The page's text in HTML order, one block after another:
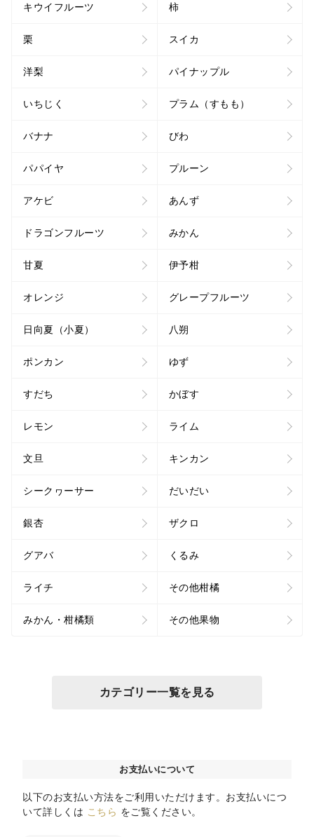
キウイフルーツ 柿
栗 スイカ
洋梨 パイナップル
いちじく プラム（すもも）
バナナ びわ
パパイヤ プルーン
アケビ あんず
ドラゴンフルーツ みかん
甘夏 伊予柑
オレンジ グレープフルーツ
日向夏（小夏） 八朔
ポンカン ゆず
すだち かぼす
レモン ライム
文旦 キンカン
シークヮーサー だいだい
銀杏 ザクロ
グアバ くるみ
ライチ その他柑橘
みかん・柑橘類 その他果物
カテゴリー一覧を見る
お支払いについて
以下のお支払い方法をご利用いただけます。お支払いにつ
いて詳しくは こちら をご覧ください。